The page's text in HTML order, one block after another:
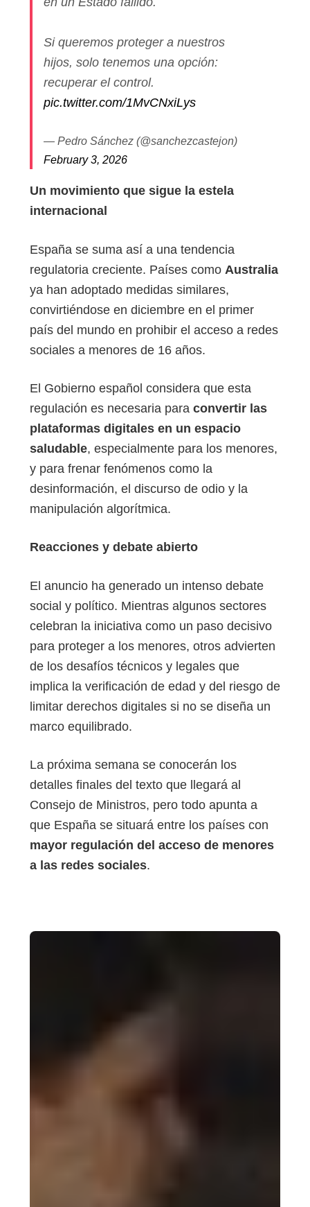
Si queremos proteger a nuestros
hijos, solo tenemos una opción:
recuperar el control.
pic.twitter.com/1MvCNxiLys
— Pedro Sánchez (@sanchezcastejon)
February 3, 2026
Un movimiento que sigue la estela
internacional
España se suma así a una tendencia
regulatoria creciente. Países como Australia
ya han adoptado medidas similares,
convirtiéndose en diciembre en el primer
país del mundo en prohibir el acceso a redes
sociales a menores de 16 años.
El Gobierno español considera que esta
regulación es necesaria para convertir las
plataformas digitales en un espacio
saludable, especialmente para los menores,
y para frenar fenómenos como la
desinformación, el discurso de odio y la
manipulación algorítmica.
Reacciones y debate abierto
El anuncio ha generado un intenso debate
social y político. Mientras algunos sectores
celebran la iniciativa como un paso decisivo
para proteger a los menores, otros advierten
de los desafíos técnicos y legales que
implica la verificación de edad y del riesgo de
limitar derechos digitales si no se diseña un
marco equilibrado.
La próxima semana se conocerán los
detalles finales del texto que llegará al
Consejo de Ministros, pero todo apunta a
que España se situará entre los países con
mayor regulación del acceso de menores
a las redes sociales.